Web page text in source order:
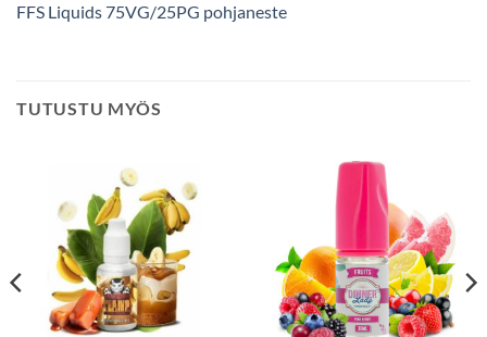
FFS Liquids 75VG/25PG pohjaneste
TUTUSTU MYÖS